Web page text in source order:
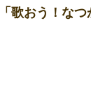
歌おう！なつ